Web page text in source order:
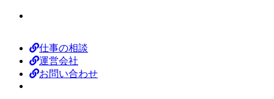
仕事の相談
運営会社
お問い合わせ